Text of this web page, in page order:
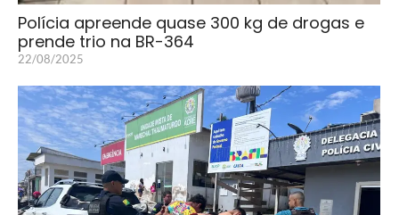
Polícia apreende quase 300 kg de drogas e
prende trio na BR-364
22/08/2025